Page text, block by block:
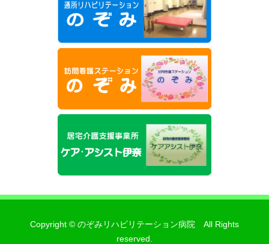
Copyright © のぞみリハビリテーション病院 All Rights
reserved.